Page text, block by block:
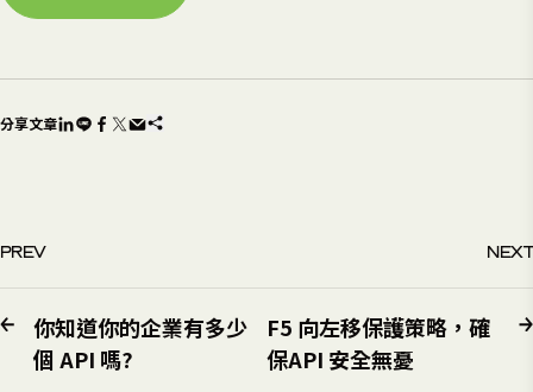
分享文章
PREV
你知道你的企業有多少
個 API 嗎?
NEXT
F5 向左移保護策略，確
保API 安全無憂